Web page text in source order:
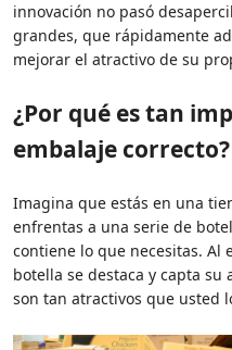
innovación no pasó
grandes, que rápidamente
mejorar el atractivo de su
¿Por qué es tan
embalaje correcto?
Imagina que estás en una
enfrentas a una serie de
contiene lo que necesitas. Al
botella se destaca y capta su
son tan atractivos que usted